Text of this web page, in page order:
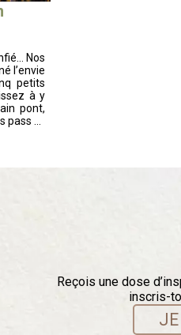
Nos
l’envie
petits
à y
pont,
...
Reçois une dose
inscris-